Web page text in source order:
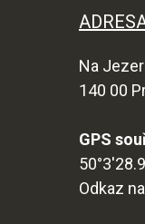
Na
140 00
GPS
Odkaz na